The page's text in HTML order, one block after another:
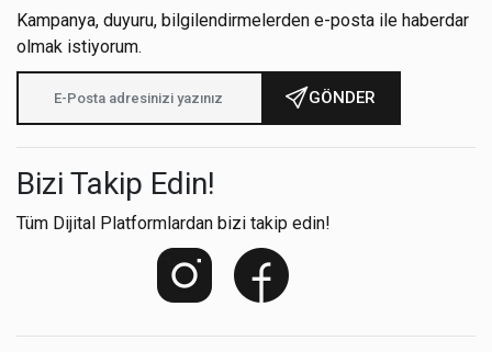
Kampanya, duyuru, bilgilendirmelerden e-posta ile haberdar
olmak istiyorum.
GÖNDER
Bizi Takip Edin!
Tüm Dijital Platformlardan bizi takip edin!